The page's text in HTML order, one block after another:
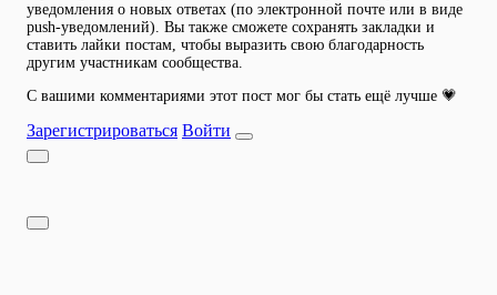
уведомления о новых ответах (по электронной почте или в виде
push-уведомлений). Вы также сможете сохранять закладки и
ставить лайки постам, чтобы выразить свою благодарность
другим участникам сообщества.
С вашими комментариями этот пост мог бы стать ещё лучше 💗
Зарегистрироваться Войти